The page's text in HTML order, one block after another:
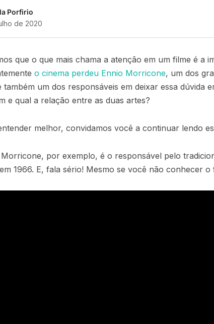
Porfirio
de 2020
que o que mais chama a atenção em um filme é a
o cinema perdeu Ennio Morricone, um dos
também um dos responsáveis em deixar essa dúvida
e qual a relação entre as duas artes?
melhor, convidamos você a continuar lendo
por exemplo, é o responsável pelo
em 1966. E, fala sério! Mesmo se você não conhecer